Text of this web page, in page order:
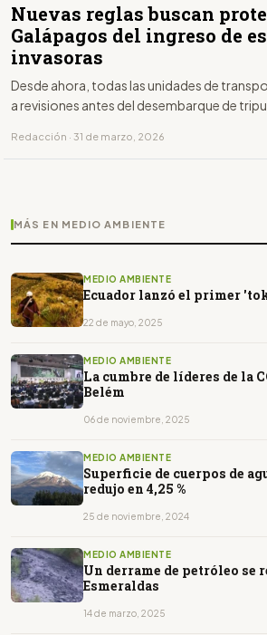
Nuevas reglas buscan
Galápagos del ingreso de
invasoras
Desde ahora, todas las unidades de
a revisiones antes del desembarque de
Redacción · 31 de marzo, 2026
MÁS EN MEDIO AMBIENTE
MEDIO AMBIENTE
Ecuador lanzó el primer
22 de mayo, 2025
MEDIO AMBIENTE
La cumbre de líderes de la
Belém
06 de noviembre, 2025
MEDIO AMBIENTE
Superficie de cuerpos de
redujo en 4,25 %
25 de noviembre, 2024
MEDIO AMBIENTE
Un derrame de petróleo se
Esmeraldas
14 de marzo, 2025